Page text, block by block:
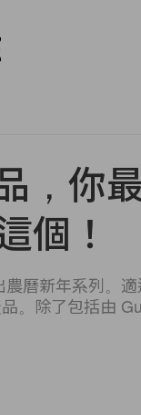
，你
個！
曆新年系列。
。除了包括由